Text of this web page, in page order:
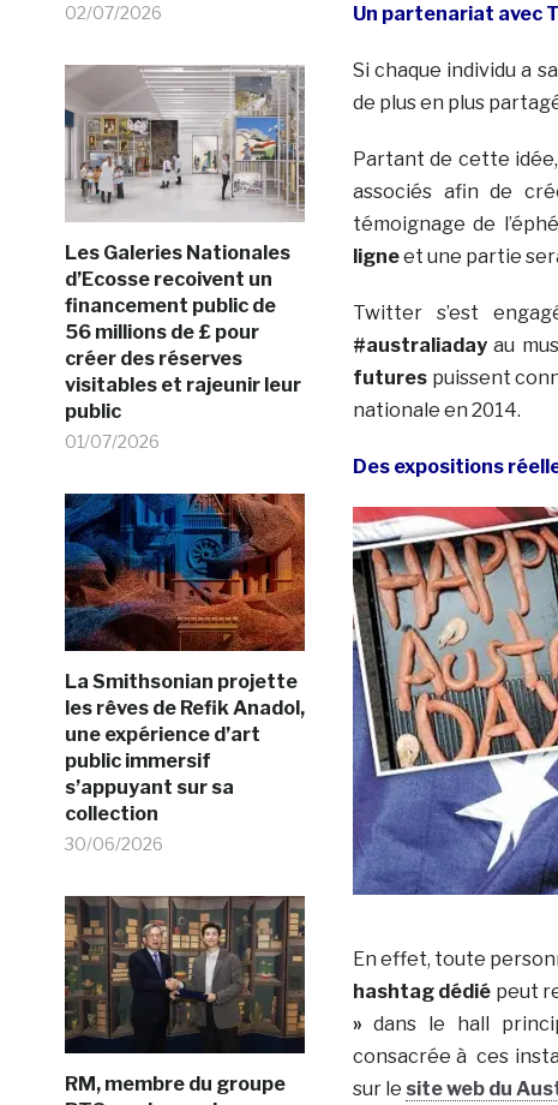
02/07/2026
Les Galeries Nationales
d’Ecosse recoivent un
financement public de
56 millions de £ pour
créer des réserves
visitables et rajeunir leur
public
01/07/2026
La Smithsonian projette
les rêves de Refik Anadol,
une expérience d’art
public immersif
s’appuyant sur sa
collection
30/06/2026
RM, membre du groupe
Un partenariat avec
Si chaque individu a
de plus en plus
Partant de cette
associés afin de
témoignage de
ligneet une partie
Twitter s’est
#australiadayau
futurespuissent
nationale en 2014.
Des expositions
En effet, toute
hashtag dédié peut
» dans le hall
consacrée à ces
sur le site web du